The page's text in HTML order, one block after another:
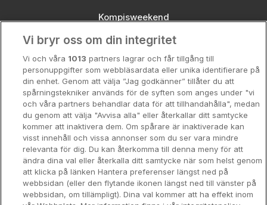
Kompisweekend
Storstadsweekend
Hotellrum under 995 kr
Spahotell
Sydsverige
Om Hotellpremien
Nya hotell
Stadsweekend
Vi bryr oss om din integritet
Vi och våra 1013 partners lagrar och får tillgång till
personuppgifter som webbläsardata eller unika identifierare på
din enhet. Genom att välja ”Jag godkänner” tillåter du att
spårningstekniker används för de syften som anges under "vi
och våra partners behandlar data för att tillhandahålla", medan
du genom att välja "Avvisa alla" eller återkallar ditt samtycke
kommer att inaktivera dem. Om spårare är inaktiverade kan
visst innehåll och vissa annonser som du ser vara mindre
relevanta för dig. Du kan återkomma till denna meny för att
ändra dina val eller återkalla ditt samtycke när som helst genom
att klicka på länken Hantera preferenser längst ned på
webbsidan (eller den flytande ikonen längst ned till vänster på
webbsidan, om tillämpligt). Dina val kommer att ha effekt inom